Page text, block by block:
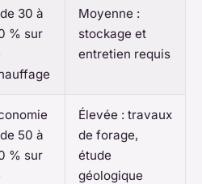
30 à
% sur
Moyenne :
stockage et
entretien requis
50 à
% sur
Élevée : travaux
de forage,
étude
géologique